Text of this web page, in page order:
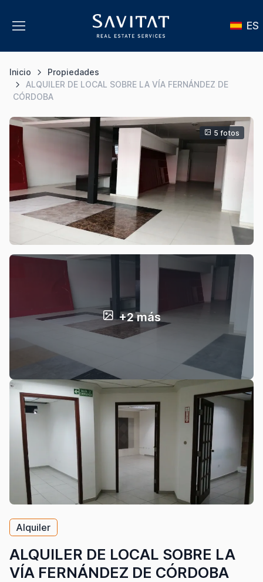
ES
Inicio
Propiedades
ALQUILER DE LOCAL SOBRE LA VÍA FERNÁNDEZ DE
CÓRDOBA
5 fotos
+2 más
Alquiler
ALQUILER DE LOCAL SOBRE LA
VÍA FERNÁNDEZ DE CÓRDOBA